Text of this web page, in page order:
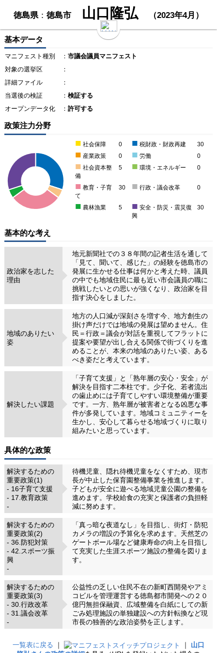
徳島県：徳島市 山口隆弘 （2023年4月）
基本データ
マニフェスト種別 ： 市議会議員マニフェスト
対象の選挙区
：
詳細ファイル
：
当選後の検証
： 検証する
オープンデータ化
： 許可する
政策注力分野
■ 社会保障 0 ■ 税財政・財政再建 30
■ 産業政策 0 ■ 労働 0
■ 社会資本整
備
5 ■ 環境・エネルギー 0
■ 教育・子育
て
30 ■ 行政・議会改革 0
■ 農林漁業 5 ■ 安全・防災・震災復
興
30
基本的な考え
政治家を志した
理由
地元新聞社での３８年間の記者生活を通して
「見て、聞いて、感じた」の経験を徳島市の
発展に生かせる仕事は何かと考えた時、議員
の中でも地域住民に最も近い市会議員の職に
挑戦したいとの思いが強くなり、政治家を目
指す決心をしました。
地域のありたい
姿
地方の人口減が深刻さを増す今、地方創生の
掛け声だけでは地域の発展は望めません。住
民＝行政＝議会が対話を重視してフラットに
提案や要望が出し合える関係で街づくりを進
めることが、本来の地域のありたい姿、ある
べき姿だと考えています。
解決したい課題
「子育て支援」と「熟年層の安心・安全」が
解決を目指す二本柱です。少子化、若者流出
の歯止めには子育てしやすい環境整備が重要
です。一方、熟年層が被害者となる凶悪な事
件が多発しています。地域コミュニティーを
生かし、安心して暮らせる地域づくりに取り
組みたいと思っています。
具体的な政策
解決するための
重要政策(1)
- 16子育て支援
- 17.教育政策
-
待機児童、隠れ待機児童をなくすため、現市
長が中止した保育園整備事業を推進します。
子どもが安全に遊べる地域児童公園の整備を
進めます。学校給食の充実と保護者の負担軽
減に努めます。
解決するための
重要政策(2)
- 36.防犯対策
- 42.スポーツ振
興
-
「真っ暗な夜道なし」を目指し、街灯・防犯
カメラの増設の予算化を求めます。天然芝の
ゲートボール場など健康寿命の向上を目指し
て充実した生涯スポーツ施設の整備を図りま
す。
解決するための
重要政策(3)
- 30.行政改革
- 31.議会改革
-
公益性の乏しい住民不在の新町西開発やアミ
コビルを管理運営する徳島都市開発への２０
億円無担保融資、広域整備を白紙にしての新
ごみ処理施設の単独建設への方針転換など現
市長の独善的な政治姿勢を正します。
一覧表に戻る ｜ ｜ 山口